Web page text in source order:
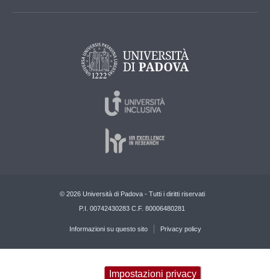
© 2026 Università di Padova - Tutti i diritti riservati
P.I. 00742430283 C.F. 80006480281
Informazioni su questo sito Privacy policy
Impostazioni privacy